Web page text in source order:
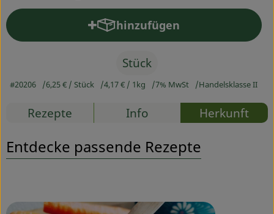
Service
hinzufügen
Produkt zum Warenkorb
Stück
#20206 6,25 € / Stück 4,17 € / 1kg 7% MwSt Handelsklasse II
Rezepte Info Herkunft
Entdecke passende Rezepte